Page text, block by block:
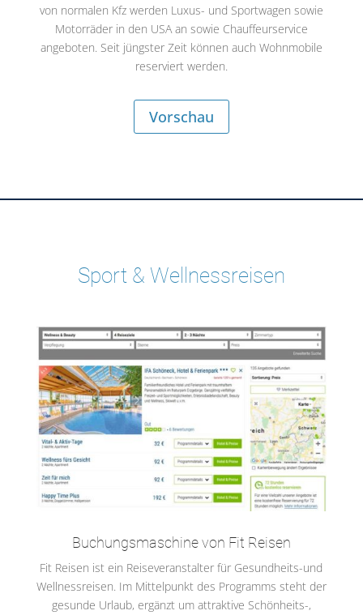
von normalen Kfz werden Luxus- und Sportwagen sowie
Motorräder in den USA an sowie Chauffeurservice
angeboten. Seit jüngster Zeit können auch Wohnmobile
reserviert werden.
Vorschau
Sport & Wellnessreisen
Buchungsmaschine von Fit Reisen
Fit Reisen ist ein Reiseveranstalter für Gesundheits-und
Wellnessreisen. Im Mittelpunkt des Programms steht der
gesunde Urlaub, ergänzt um attraktive Schönheits-,